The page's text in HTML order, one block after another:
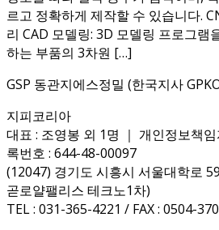
르고 정확하게 제작할 수 있습니다.
리 CAD 모델링: 3D 모델링 프로그램
하는 부품의 3차원 […]
GSP 동관지에스정밀 (한국지사
지피코리아
대표 : 조영봉 외 1명 ｜ 개인정보책
록번호 : 644-48-00097
(12047) 경기도 시흥시 서울대학로
곧로얄팰리스 테크노1차)
TEL : 031-365-4221 / FAX : 0504-